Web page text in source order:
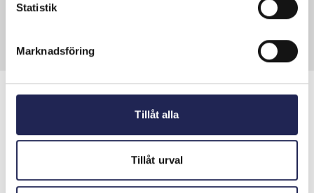
Statistik
Marknadsföring
Tillåt alla
Tillåt urval
Telekområdgivarna
Telekområdgivarna ger opartisk och
kostnadsfri vägledning till konsumenter om